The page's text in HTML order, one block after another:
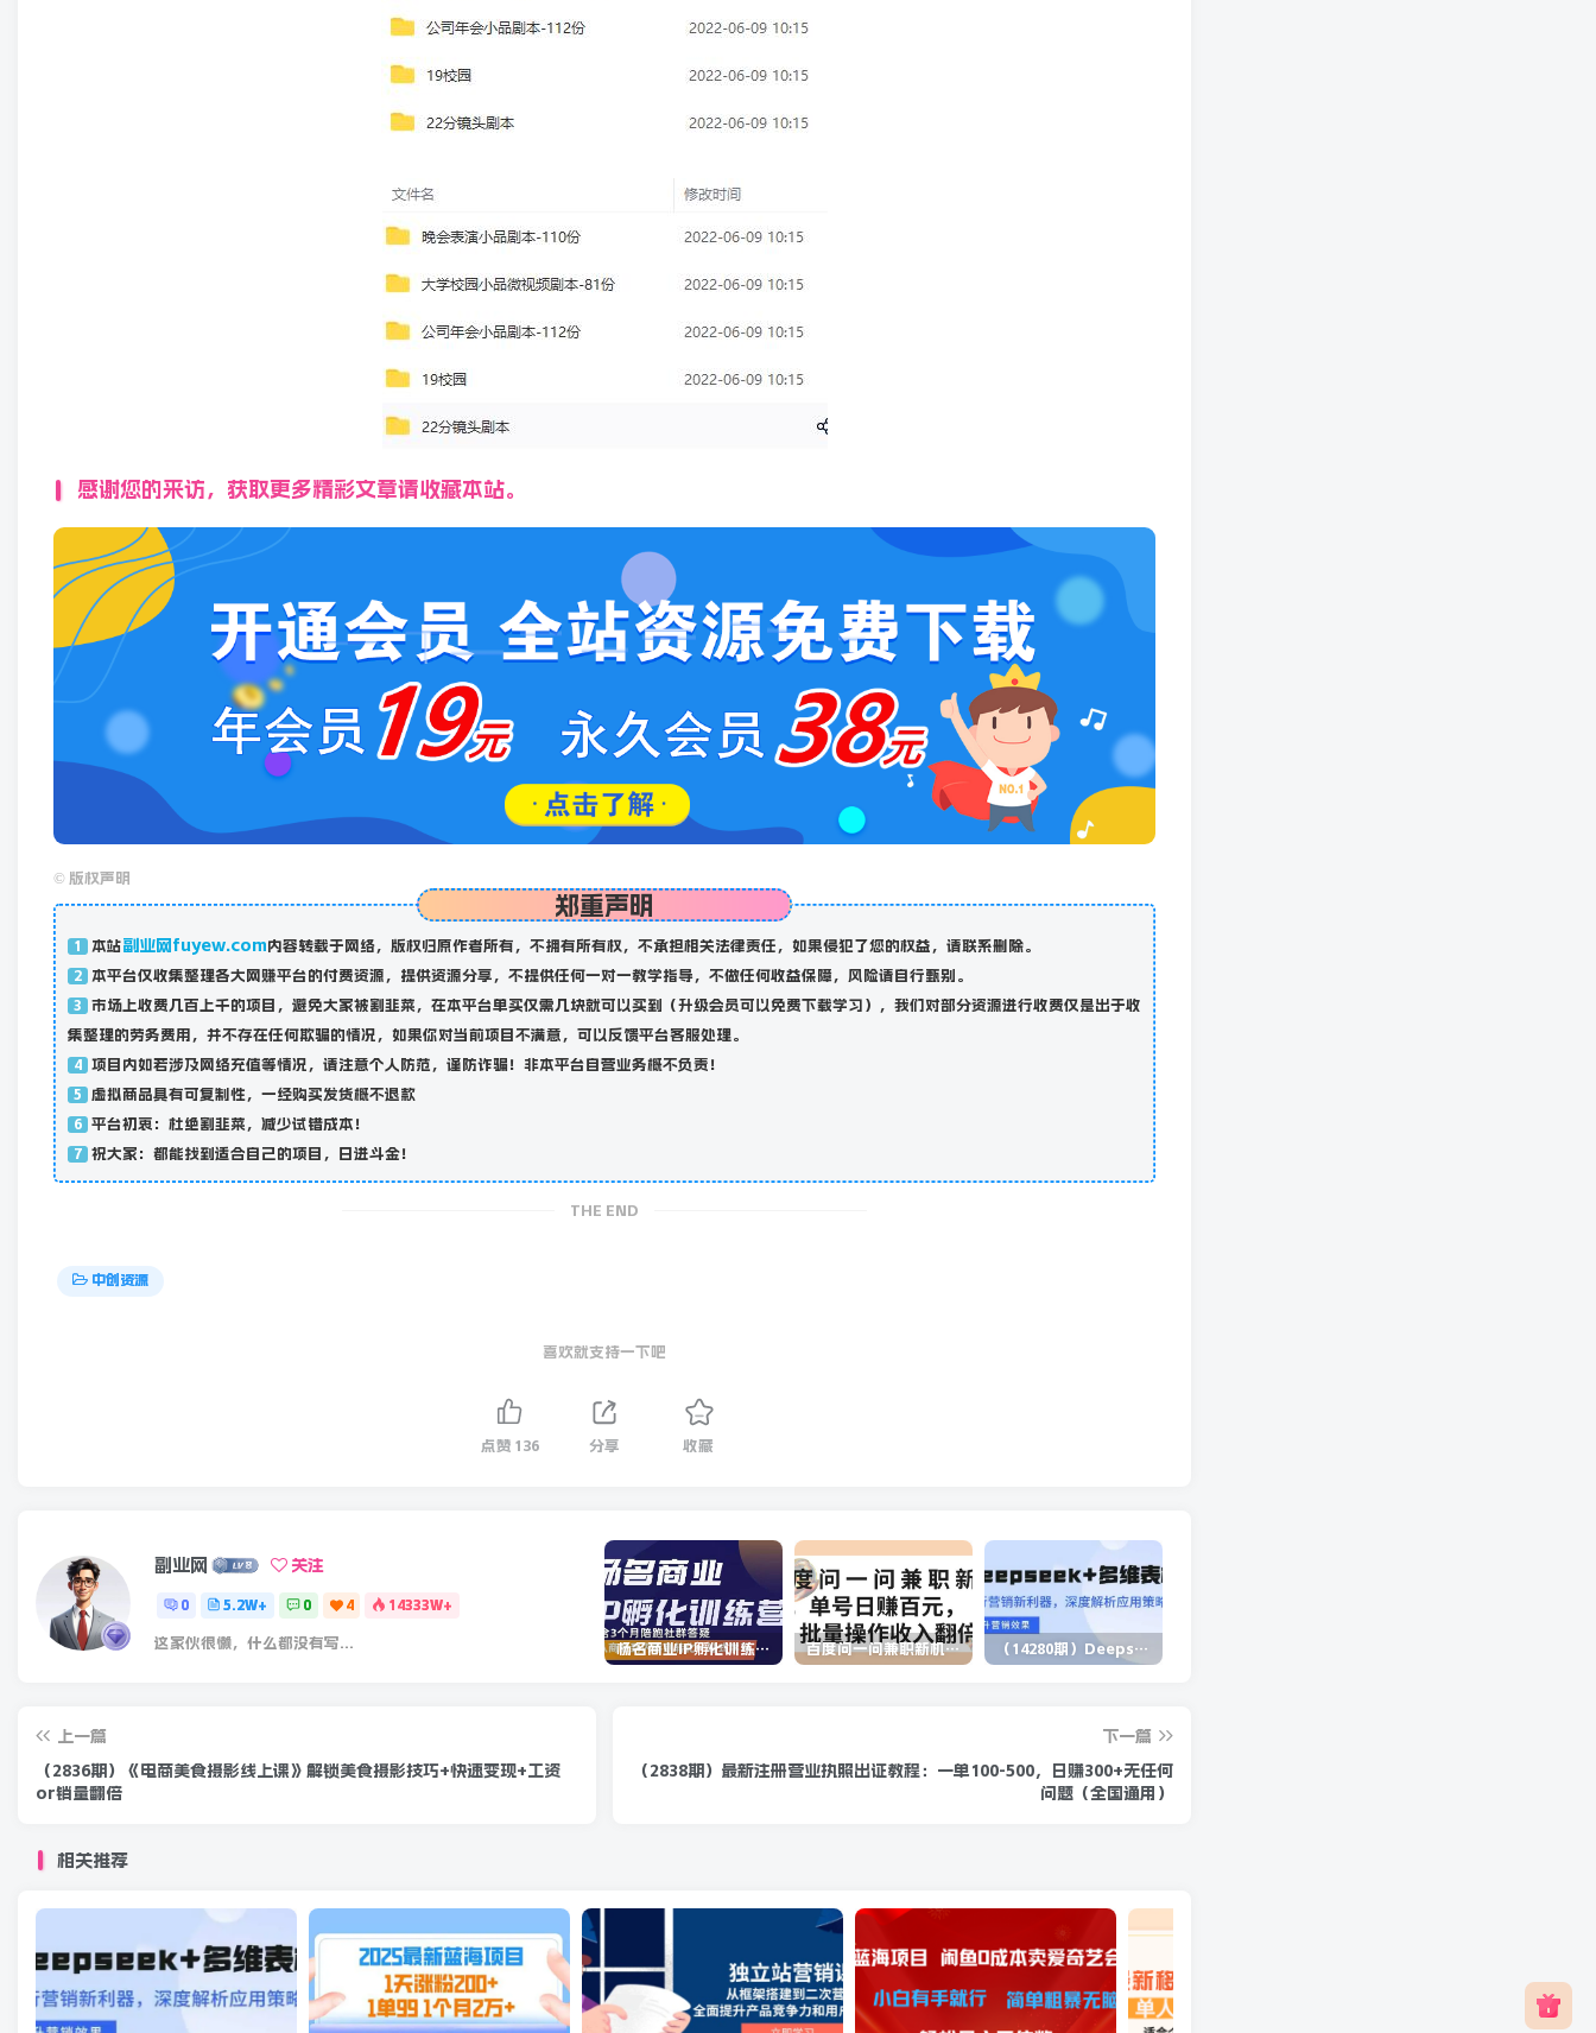
感谢您的来访，获取更多精彩文章请收藏本站。
© 版权声明
郑重声明
1 本站副业网fuyew.com内容转载于网络，版权归原作者所有，不拥有所有权，不承担相关法律责任，如果侵犯了您的权益，请联系删除。
2 本平台仅收集整理各大网赚平台的付费资源，提供资源分享，不提供任何一对一教学指导，不做任何收益保障，风险请自行甄别。
3
市场上收费几百上千的项目，避免大家被割韭菜，在本平台单买仅需几块就可以买到（升级会员可以免费下载学习），我们对部分资源进行收费仅是出于收
集整理的劳务费用，并不存在任何欺骗的情况，如果你对当前项目不满意，可以反馈平台客服处理。
4 项目内如若涉及网络充值等情况，请注意个人防范，谨防诈骗！非本平台自营业务概不负责！
5 虚拟商品具有可复制性，一经购买发货概不退款
6 平台初衷：杜绝割韭菜，减少试错成本！
7 祝大家：都能找到适合自己的项目，日进斗金！
THE END
中创资源
喜欢就支持一下吧
点赞 136 分享 收藏
副业网 关注
0 5.2W+ 0 4 14333W+
这家伙很懒，什么都没有写... 杨名商业IP孵化训练营，从商业到内容到转化一站式学 价值5980元 百度问一问兼职新机遇，单号日赚百元，批量操作收入翻倍 （14280期）Deepseek+多维表格，银行营销新利器，深度解析应用策略，提升营销效果
上一篇
（2836期）《电商美食摄影线上课》解锁美食摄影技巧+快速变现+工资
or销量翻倍
下一篇
（2838期）最新注册营业执照出证教程：一单100-500，日赚300+无任何
问题（全国通用）
相关推荐